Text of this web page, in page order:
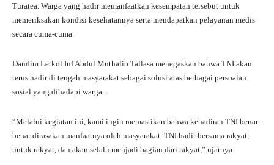
Turatea. Warga yang hadir memanfaatkan kesempatan tersebut untuk
memeriksakan kondisi kesehatannya serta mendapatkan pelayanan medis
secara cuma-cuma.
Dandim Letkol Inf Abdul Muthalib Tallasa menegaskan bahwa TNI akan
terus hadir di tengah masyarakat sebagai solusi atas berbagai persoalan
sosial yang dihadapi warga.
“Melalui kegiatan ini, kami ingin memastikan bahwa kehadiran TNI benar-
benar dirasakan manfaatnya oleh masyarakat. TNI hadir bersama rakyat,
untuk rakyat, dan akan selalu menjadi bagian dari rakyat,” ujarnya.